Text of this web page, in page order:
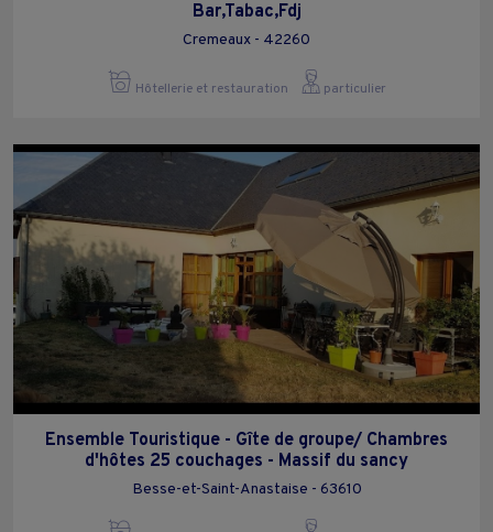
Bar,Tabac,Fdj
Cremeaux - 42260
Hôtellerie et restauration particulier
Ensemble Touristique - Gîte de groupe/ Chambres
d'hôtes 25 couchages - Massif du sancy
Besse-et-Saint-Anastaise - 63610